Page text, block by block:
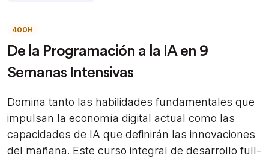
400H
De la Programación a la IA en 9
Semanas Intensivas
Domina tanto las habilidades fundamentales que
impulsan la economía digital actual como las
capacidades de IA que definirán las innovaciones
del mañana. Este curso integral de desarrollo full-